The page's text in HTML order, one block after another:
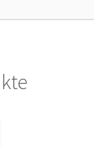
möchten.